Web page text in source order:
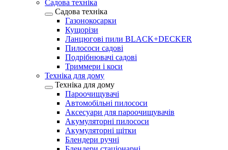
Садова техніка
Садова техніка
Газонокосарки
Кущорізи
Ланцюгові пили BLACK+DECKER
Пилососи садові
Подрібнювачі садові
Триммери і коси
Техніка для дому
Техніка для дому
Пароочищувачі
Автомобільні пилососи
Аксесуари для пароочищувачів
Акумуляторні пилососи
Акумуляторні щітки
Блендери ручні